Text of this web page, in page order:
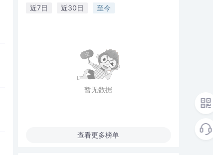
近7日 近30日 至今
暂无数据
查看更多榜单